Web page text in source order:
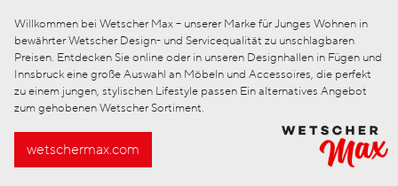
Willkommen bei Wetscher Max – unserer Marke für Junges Wohnen in
bewährter Wetscher Design- und Servicequalität zu unschlagbaren
Preisen. Entdecken Sie online oder in unseren Designhallen in Fügen und
Innsbruck eine große Auswahl an Möbeln und Accessoires, die perfekt
zu einem jungen, stylischen Lifestyle passen Ein alternatives Angebot
zum gehobenen Wetscher Sortiment.
wetschermax.com